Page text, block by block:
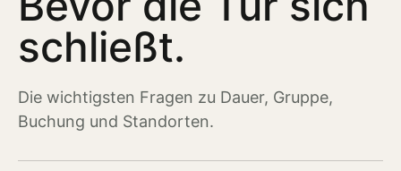
schließt.
Die wichtigsten Fragen zu Dauer, Gruppe,
Buchung und Standorten.